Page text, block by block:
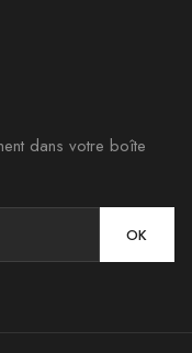
dans votre boîte
OK